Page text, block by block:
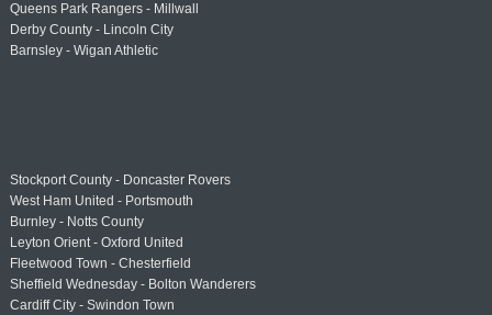
Queens Park Rangers - Millwall
Derby County - Lincoln City
Barnsley - Wigan Athletic
Stockport County - Doncaster Rovers
West Ham United - Portsmouth
Burnley - Notts County
Leyton Orient - Oxford United
Fleetwood Town - Chesterfield
Sheffield Wednesday - Bolton Wanderers
Cardiff City - Swindon Town